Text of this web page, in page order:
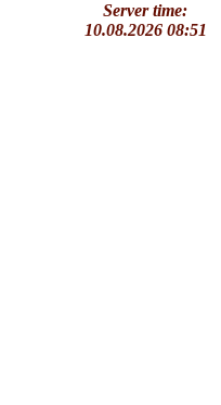
Server time:
10.08.2026 08:51